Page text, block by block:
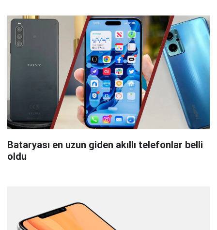
Bataryası en uzun giden akıllı telefonlar belli
oldu